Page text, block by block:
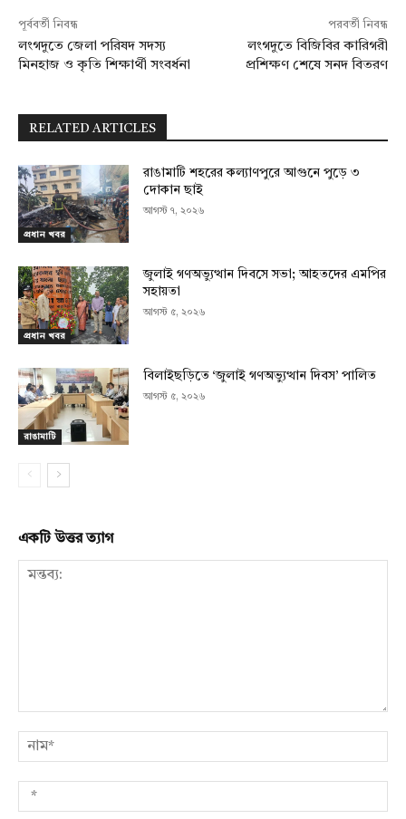
পূর্ববর্তী নিবন্ধ
লংগদুতে জেলা পরিষদ সদস্য
মিনহাজ ও কৃতি শিক্ষার্থী সংবর্ধনা
পরবর্তী নিবন্ধ
লংগদুতে বিজিবির কারিগরী
প্রশিক্ষণ শেষে সনদ বিতরণ
RELATED ARTICLES
প্রধান খবর
রাঙামাটি শহরের কল্যাণপুরে আগুনে পুড়ে ৩
দোকান ছাই
আগস্ট ৭, ২০২৬
প্রধান খবর
জুলাই গণঅভ্যুত্থান দিবসে সভা; আহতদের এমপির
সহায়তা
আগস্ট ৫, ২০২৬
রাঙামাটি
বিলাইছড়িতে ‘জুলাই গণঅভ্যুত্থান দিবস’ পালিত
আগস্ট ৫, ২০২৬
একটি উত্তর ত্যাগ